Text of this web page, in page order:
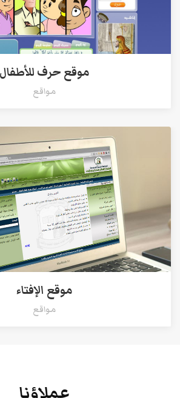
موقع حرف للأطفال
مواقع
موقع الإفتاء
مواقع
عملاؤنا